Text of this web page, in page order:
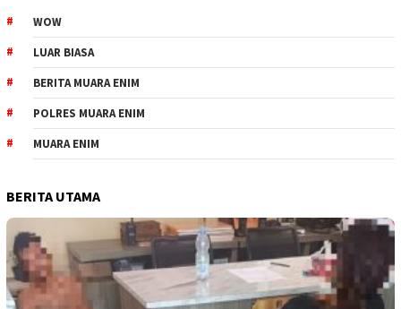
WOW
LUAR BIASA
BERITA MUARA ENIM
POLRES MUARA ENIM
MUARA ENIM
BERITA UTAMA